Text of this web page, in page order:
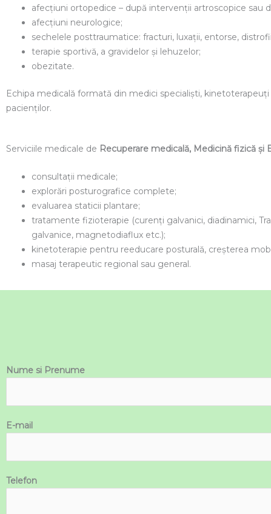
afecțiuni ortopedice – după intervenții artroscopice sau
afecțiuni neurologice;
sechelele posttraumatice: fracturi, luxații, entorse,
terapie sportivă, a gravidelor și lehuzelor;
obezitate.
Echipa medicală formată din medici specialiști,
pacienţilor.
Serviciile medicale de Recuperare medicală, Medicină fizică şi
consultaţii medicale;
explorări posturografice complete;
evaluarea staticii plantare;
tratamente fizioterapie (curenţi galvanici, diadinamici,
galvanice, magnetodiaflux etc.);
kinetoterapie pentru reeducare posturală, creșterea
masaj terapeutic regional sau general.
Nume si Prenume
E-mail
Telefon